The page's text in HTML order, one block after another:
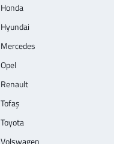
Honda
Hyundai
Mercedes
Opel
Renault
Tofaş
Toyota
Volswagen